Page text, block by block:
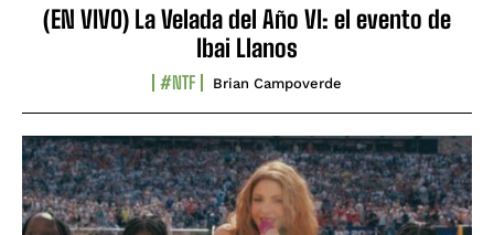
(EN VIVO) La Velada del Año VI: el evento de
Ibai Llanos
#NTF Brian Campoverde